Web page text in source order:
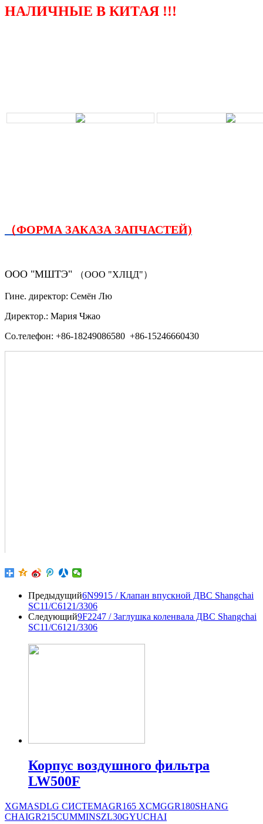
НАЛИЧНЫЕ В КИТАЯ !!!
（ФОРМА ЗАКАЗА ЗАПЧАСТЕЙ)
ООО "МШТЭ" （ООО "ХЛЦД"）
Гине. директор: Семён Лю
Директор.: Мария Чжао
Со.телефон: +86-18249086580 +86-15246660430
Предыдущий6N9915 / Клапан впускной ДВС Shangchai
SC11/C6121/3306
Следующий9F2247 / Заглушка коленвала ДВС Shangchai
SC11/C6121/3306
Корпус воздушного фильтра
LW500F
XGMASDLG СИСТЕМАGR165 XCMGGR180SHANG
CHAIGR215CUMMINSZL30GYUCHAI